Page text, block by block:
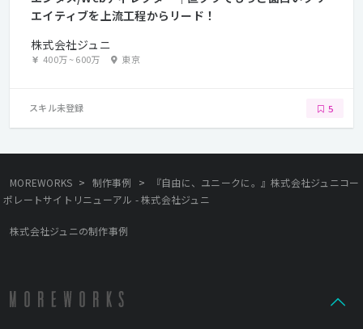
エイティブを上流工程からリード！
株式会社ジュニ
400万~600万 東京
スキル未登録 5
MOREWORKS > 制作事例 >
『自由に、ユニークに。』株式会社ジュニコー
ポレートサイトリニューアル - 株式会社ジュニ
株式会社ジュニの制作事例